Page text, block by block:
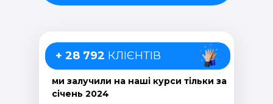
+ 28 792 КЛІЄНТІВ
ми залучили на наші курси тільки за
січень 2024